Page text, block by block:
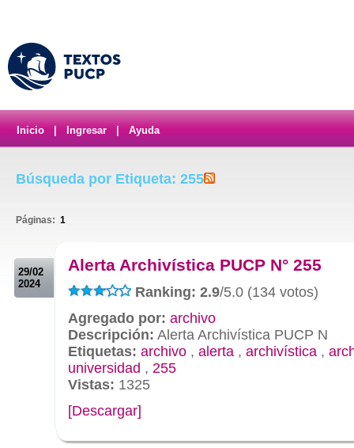
Inicio Ingresar Ayuda
Búsqueda por Etiqueta: 255
Páginas: 1
29/02
2024
Alerta Archivística PUCP N° 255
Ranking: 2.9/5.0 (134 votos)
Agregado por: archivo
Descripción: Alerta Archivística PUCP N
Etiquetas: archivo , alerta , archivística ,
universidad , 255
Vistas: 1325
[Descargar]